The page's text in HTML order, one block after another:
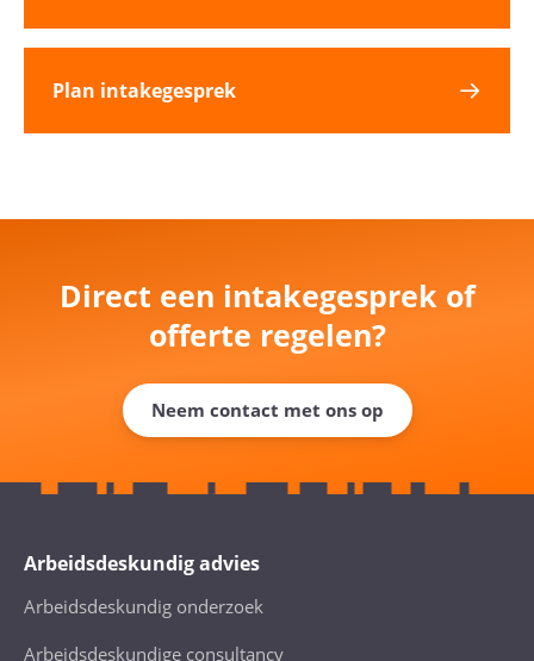
Plan intakegesprek
Direct een intakegesprek of
offerte regelen?
Neem contact met ons op
Arbeidsdeskundig advies
Arbeidsdeskundig onderzoek
Arbeidsdeskundige consultancy